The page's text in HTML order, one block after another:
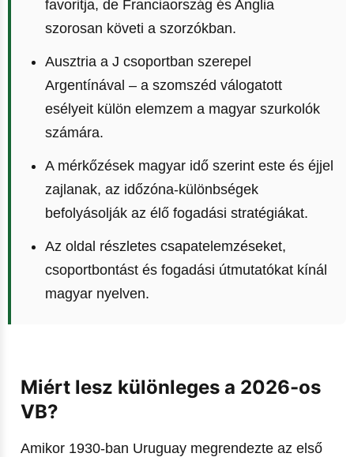
favoritja, de Franciaország és Anglia
szorosan követi a szorzókban.
Ausztria a J csoportban szerepel
Argentínával – a szomszéd válogatott
esélyeit külön elemzem a magyar szurkolók
számára.
A mérkőzések magyar idő szerint este és éjjel
zajlanak, az időzóna-különbségek
befolyásolják az élő fogadási stratégiákat.
Az oldal részletes csapatelemzéseket,
csoportbontást és fogadási útmutatókat kínál
magyar nyelven.
Miért lesz különleges a 2026-os
VB?
Amikor 1930-ban Uruguay megrendezte az első